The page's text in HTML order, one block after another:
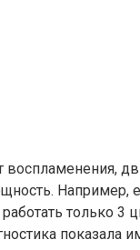
Например,
только 3
показала